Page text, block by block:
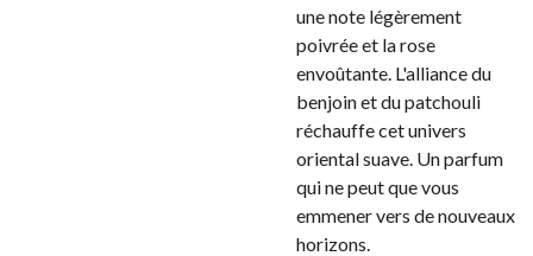
une note légèrement
poivrée et la rose
envoûtante. L'alliance du
benjoin et du patchouli
réchauffe cet univers
oriental suave. Un parfum
qui ne peut que vous
emmener vers de nouveaux
horizons.